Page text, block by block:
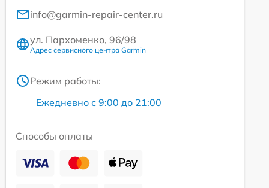
info@garmin-repair-center.ru
ул. Пархоменко, 96/98
Адрес сервисного центра Garmin
Режим работы:
Ежедневно с 9:00 до 21:00
Способы оплаты